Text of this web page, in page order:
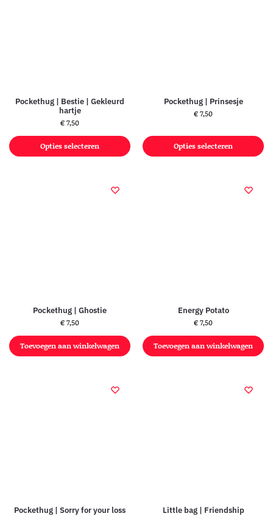
Pockethug | Bestie | Gekleurd
hartje
€7,50
Opties selecteren
Pockethug | Prinsesje
€7,50
Opties selecteren
Pockethug | Ghostie
€7,50
Toevoegen aan winkelwagen
Energy Potato
€7,50
Toevoegen aan winkelwagen
Pockethug | Sorry for your loss
Little bag | Friendship